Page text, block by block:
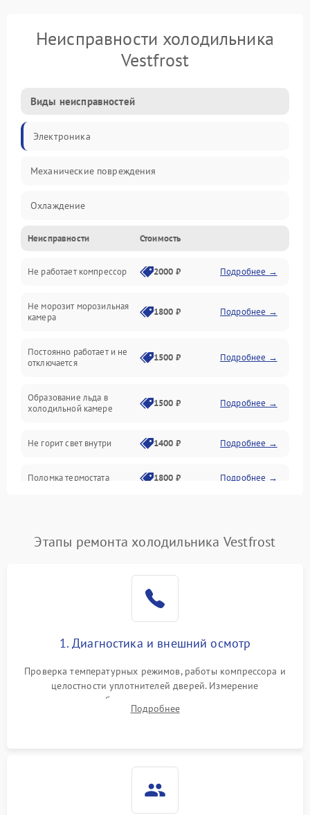
Неисправности холодильника
Vestfrost
Виды неисправностей
Электроника
Механические повреждения
Охлаждение
Механика
Электропитание
Дренаж
Неисправности Стоимость
Не работает компрессор 2000 ₽ Подробнее →
Не морозит морозильная
камера
1800 ₽ Подробнее →
Постоянно работает и не
отключается
1500 ₽ Подробнее →
Образование льда в
холодильной камере
1500 ₽ Подробнее →
Не горит свет внутри 1400 ₽ Подробнее →
Поломка термостата 1800 ₽ Подробнее →
Поломка системы No Frost 2600 ₽ Подробнее →
работе
2000 ₽ Подробнее →
1000 ₽
1800 ₽
Этапы ремонта холодильника Vestfrost
1. Диагностика и внешний осмотр
Проверка температурных режимов, работы компрессора и
целостности уплотнителей дверей. Измерение
сопротивления обмоток мотора, проверка термостата и
считывание кодов ошибок с электронного дисплея.
Подробнее